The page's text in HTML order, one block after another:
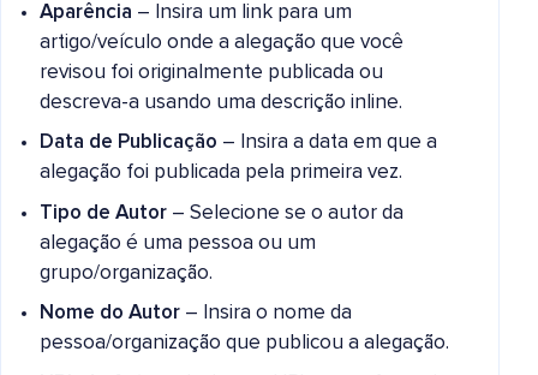
Aparência – Insira um link para um
artigo/veículo onde a alegação que você
revisou foi originalmente publicada ou
descreva-a usando uma descrição inline.
Data de Publicação – Insira a data em que a
alegação foi publicada pela primeira vez.
Tipo de Autor – Selecione se o autor da
alegação é uma pessoa ou um
grupo/organização.
Nome do Autor – Insira o nome da
pessoa/organização que publicou a alegação.